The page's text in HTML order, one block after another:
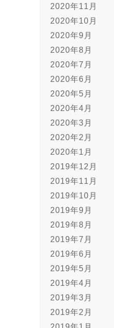
2020年11月
2020年10月
2020年9月
2020年8月
2020年7月
2020年6月
2020年5月
2020年4月
2020年3月
2020年2月
2020年1月
2019年12月
2019年11月
2019年10月
2019年9月
2019年8月
2019年7月
2019年6月
2019年5月
2019年4月
2019年3月
2019年2月